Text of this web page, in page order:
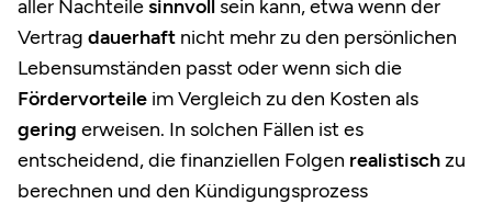
aller Nachteilesinnvoll sein kann, etwa wenn der
Vertrag dauerhaft nicht mehr zu den persönlichen
Lebensumständen passt oder wenn sich die
Fördervorteile im Vergleich zu den Kosten als
gering erweisen. In solchen Fällen ist es
entscheidend, die finanziellen Folgen realistischzu
berechnen und den Kündigungsprozess